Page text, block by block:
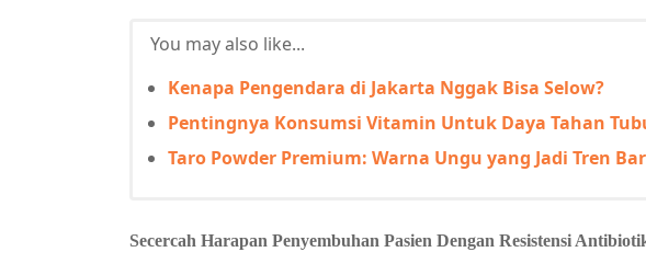
You may also like...
Kenapa Pengendara di Jakarta Nggak Bisa Selow?
Pentingnya Konsumsi Vitamin Untuk Daya Tahan
Taro Powder Premium: Warna Ungu yang Jadi Tren
Secercah Harapan Penyembuhan Pasien Dengan Resistensi